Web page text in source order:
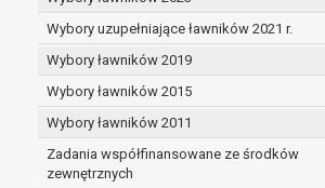
Wybory uzupełniające ławników 2021 r.
Wybory ławników 2019
Wybory ławników 2015
Wybory ławników 2011
Zadania współfinansowane ze środków
zewnętrznych